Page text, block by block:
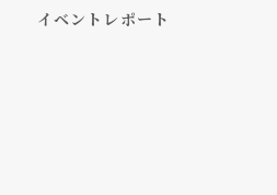
イベントレポート